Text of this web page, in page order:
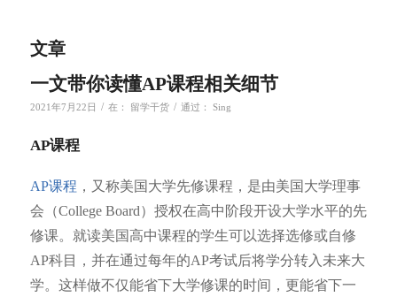
文章
一文带你读懂AP课程相关细节
2021年7月22日 / 在： 留学干货 / 通过： Sing
AP课程
AP课程 ，又称美国大学先修课程，是由美国大学理事
会（College Board）授权在高中阶段开设大学水平的先
修课。就读美国高中课程的学生可以选择选修或自修
AP科目，并在通过每年的AP考试后将学分转入未来大
学。这样做不仅能省下大学修课的时间，更能省下一